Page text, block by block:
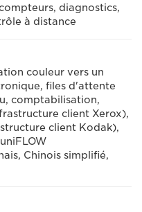
diagnostics,
à distance
couleur vers un
files d'attente
comptabilisation,
client Xerox),
client Kodak),
Chinois simplifié,